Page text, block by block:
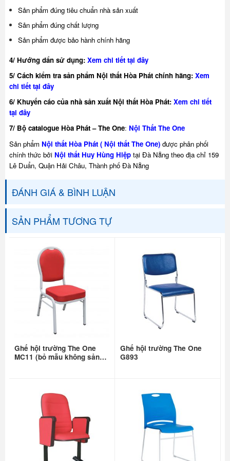
Sản phẩm đúng tiêu chuẩn nhà sản xuất
Sản phẩm đúng chất lượng
Sản phẩm được bảo hành chính hãng
4/ Hướng dẩn sử dụng: Xem chi tiết tại đây
5/ Cách kiểm tra sản phẩm Nội thất Hòa Phát chính hãng: Xem
chi tiết tại đây
6/ Khuyến cáo của nhà sản xuất Nội thất Hòa Phát: Xem chi tiết
tại đây
7/ Bộ catalogue Hòa Phát – The One: Nội Thất The One
Sản phẩm Nội thất Hòa Phát ( Nội thất The One)được phân phối
chính thức bởi Nội thất Huy Hùng Hiệptại Đà Nẵng theo địa chỉ 159
Lê Duẩn, Quận Hải Châu, Thành phố Đà Nẵng
ĐÁNH GIÁ & BÌNH LUẬN
SẢN PHẨM TƯƠNG TỰ
Ghế hội trường The One
MC11 (bỏ mẫu không sản
Ghế hội trường The One
G893